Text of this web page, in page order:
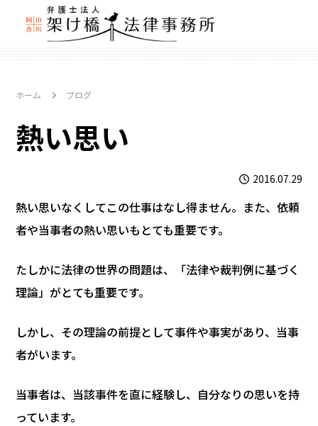
ホーム ブログ
熱い思い
2016.07.29
熱い思いなくしてこの仕事はなし得ません。また、依頼
者や当事者の熱い思いもとても重要です。
たしかに法律の世界の問題は、「法律や裁判例に基づく
理論」がとても重要です。
しかし、その理論の前提として事件や事実があり、当事
者がいます。
当事者は、当該事件を直に経験し、自分なりの思いを持
っています。